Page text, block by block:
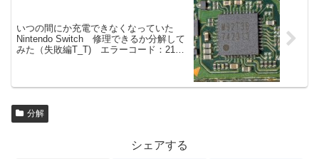
いつの間にか充電できなくなっていた
Nintendo Switch 修理できるか分解して
みた（失敗編T_T) エラーコード：2101-
分解
シェアする